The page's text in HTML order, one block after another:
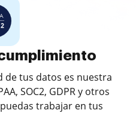
de tus datos es nuestra
SOC2, GDPR y otros
trabajar en tus